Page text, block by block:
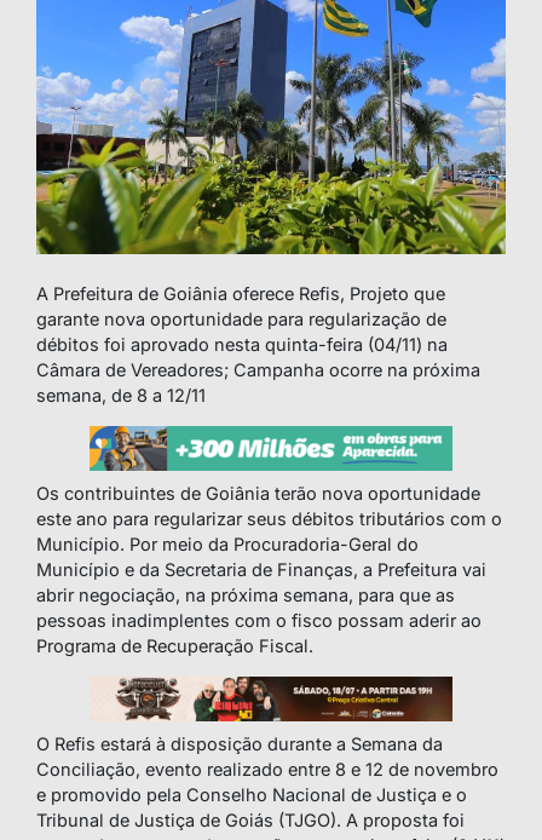
A Prefeitura de Goiânia oferece Refis, Projeto que
garante nova oportunidade para regularização de
débitos foi aprovado nesta quinta-feira (04/11) na
Câmara de Vereadores; Campanha ocorre na próxima
semana, de 8 a 12/11
Os contribuintes de Goiânia terão nova oportunidade
este ano para regularizar seus débitos tributários com o
Município. Por meio da Procuradoria-Geral do
Município e da Secretaria de Finanças, a Prefeitura vai
abrir negociação, na próxima semana, para que as
pessoas inadimplentes com o fisco possam aderir ao
Programa de Recuperação Fiscal.
O Refis estará à disposição durante a Semana da
Conciliação, evento realizado entre 8 e 12 de novembro
e promovido pela Conselho Nacional de Justiça e o
Tribunal de Justiça de Goiás (TJGO). A proposta foi